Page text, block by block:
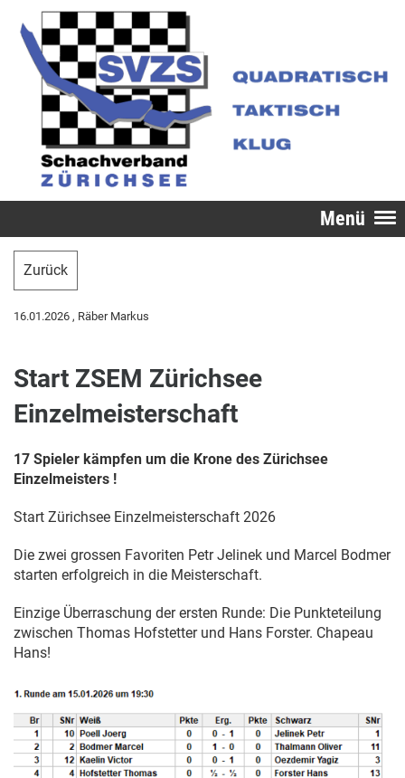
Menü
Zurück
16.01.2026 , Räber Markus
Start ZSEM Zürichsee
Einzelmeisterschaft
17 Spieler kämpfen um die Krone des Zürichsee
Einzelmeisters !
Start Zürichsee Einzelmeisterschaft 2026
Die zwei grossen Favoriten Petr Jelinek und Marcel Bodmer
starten erfolgreich in die Meisterschaft.
Einzige Überraschung der ersten Runde: Die Punkteteilung
zwischen Thomas Hofstetter und Hans Forster. Chapeau
Hans!